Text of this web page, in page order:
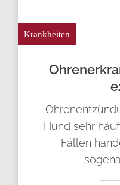
Krankheiten
Hund sehr
Fällen